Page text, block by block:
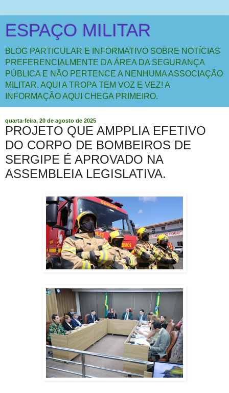
ESPAÇO MILITAR
BLOG PARTICULAR E INFORMATIVO SOBRE NOTÍCIAS
PREFERENCIALMENTE DA ÁREA DA SEGURANÇA
PÚBLICA E NÃO PERTENCE A NENHUMA ASSOCIAÇÃO
MILITAR. AQUI A TROPA TEM VOZ E VEZ! A
INFORMAÇÃO AQUI CHEGA PRIMEIRO.
quarta-feira, 20 de agosto de 2025
PROJETO QUE AMPPLIA EFETIVO
DO CORPO DE BOMBEIROS DE
SERGIPE É APROVADO NA
ASSEMBLEIA LEGISLATIVA.